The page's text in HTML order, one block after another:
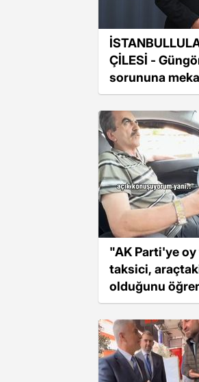
ÇİLESİ -
sorununa
çözüm
"AK Parti'ye
taksici,
olduğunu